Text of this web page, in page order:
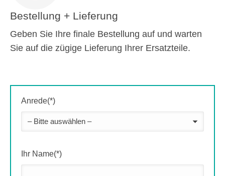
Bestellung + Lieferung
Geben Sie Ihre finale Bestellung auf und warten
Sie auf die zügige Lieferung Ihrer Ersatzteile.
Anrede(*)
Ihr Name(*)